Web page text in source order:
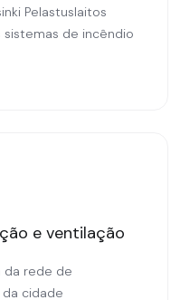
Pelastuslaitos
sistemas de incêndio
e ventilação
da rede de
cidade